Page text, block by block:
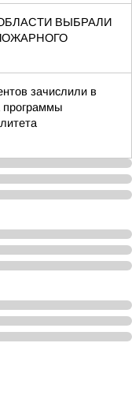
ВЫБРАЛИ
зачислили в
программы